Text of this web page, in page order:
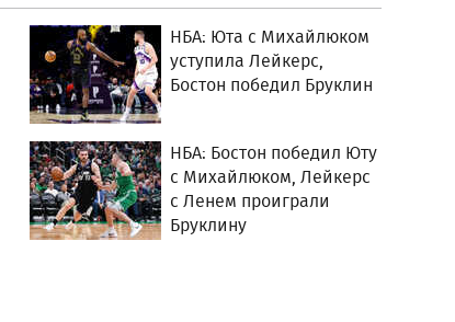
НБА: Юта с Михайлюком
уступила Лейкерс,
Бостон победил Бруклин
НБА: Бостон победил Юту
с Михайлюком, Лейкерс
с Ленем проиграли
Бруклину